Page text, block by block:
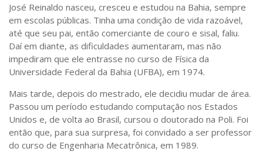
José Reinaldo nasceu, cresceu e estudou na Bahia, sempre
em escolas públicas. Tinha uma condição de vida razoável,
até que seu pai, então comerciante de couro e sisal, faliu.
Daí em diante, as dificuldades aumentaram, mas não
impediram que ele entrasse no curso de Física da
Universidade Federal da Bahia (UFBA), em 1974.
Mais tarde, depois do mestrado, ele decidiu mudar de área.
Passou um período estudando computação nos Estados
Unidos e, de volta ao Brasil, cursou o doutorado na Poli. Foi
então que, para sua surpresa, foi convidado a ser professor
do curso de Engenharia Mecatrônica, em 1989.